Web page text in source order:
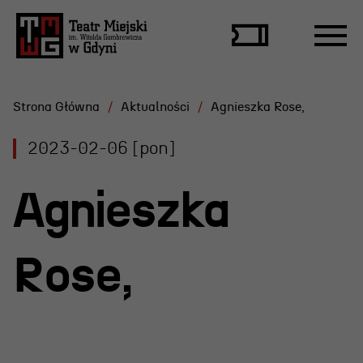
Scena Letnia
Aktualne spektakle
Bilety
Archiwum spektakli
Strona Główna Aktualności Agnieszka Rose,
2023-02-06 [pon]
Agnieszka
Rose,